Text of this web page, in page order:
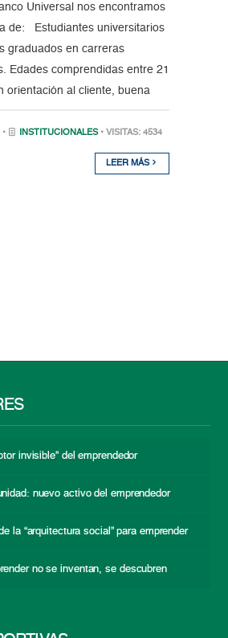
Universal nos encontramos
de: Estudiantes universitarios
graduados en carreras
Edades comprendidas entre 21
orientación al cliente, buena
INSTITUCIONALES • VISITAS: 4534
LEER MÁS
invisible” del emprendedor
nuevo activo del emprendedor
la “arquitectura social” para emprender
no se inventan, se descubren